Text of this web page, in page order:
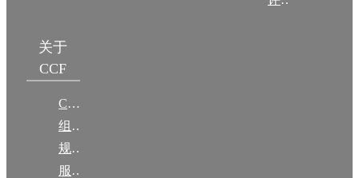
关于
CCF
CCF简介
组织机构
规章
服务项目